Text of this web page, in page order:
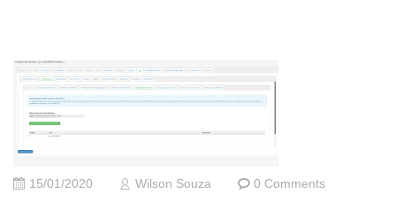
15/01/2020 Wilson Souza 0 Comments